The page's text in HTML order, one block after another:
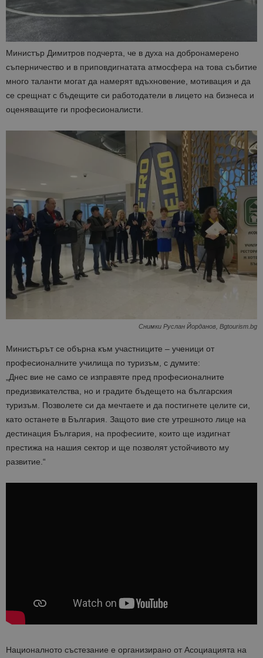
Министър Димитров подчерта, че в духа на добронамерено
съперничество и в приповдигнатата атмосфера на това събитие
много таланти могат да намерят вдъхновение, мотивация и да
се срещнат с бъдещите си работодатели в лицето на бизнеса и
оценяващите ги професионалисти.
Снимки Руслан Йорданов, Bgtourism.bg
Министърът се обърна към участниците – ученици от
професионалните училища по туризъм, с думите:
„Днес вие не само се изправяте пред професионалните
предизвикателства, но и градите бъдещето на българския
туризъм. Позволете си да мечтаете и да постигнете целите си,
като останете в България. Защото вие сте утрешното лице на
дестинация България, на професиите, които ще издигнат
престижа на нашия сектор и ще позволят устойчивото му
развитие.“
Националното състезание е организирано от Асоциацията на